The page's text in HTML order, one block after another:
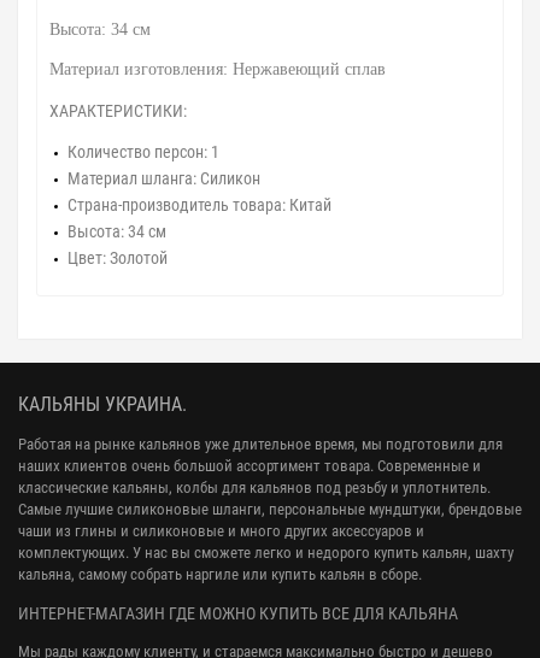
Высота: 34 см
Материал изготовления: Нержавеющий сплав
ХАРАКТЕРИСТИКИ:
Количество персон: 1
Материал шланга: Силикон
Страна-производитель товара: Китай
Высота: 34 см
Цвет: Золотой
КАЛЬЯНЫ УКРАИНА.
Работая на рынке кальянов уже длительное время, мы подготовили для
наших клиентов очень большой ассортимент товара. Современные и
классические кальяны, колбы для кальянов под резьбу и уплотнитель.
Самые лучшие силиконовые шланги, персональные мундштуки, брендовые
чаши из глины и силиконовые и много других аксессуаров и
комплектующих. У нас вы сможете легко и недорого купить кальян, шахту
кальяна, самому собрать наргиле или купить кальян в сборе.
ИНТЕРНЕТ-МАГАЗИН ГДЕ МОЖНО КУПИТЬ ВСЕ ДЛЯ КАЛЬЯНА
Мы рады каждому клиенту, и стараемся максимально быстро и дешево